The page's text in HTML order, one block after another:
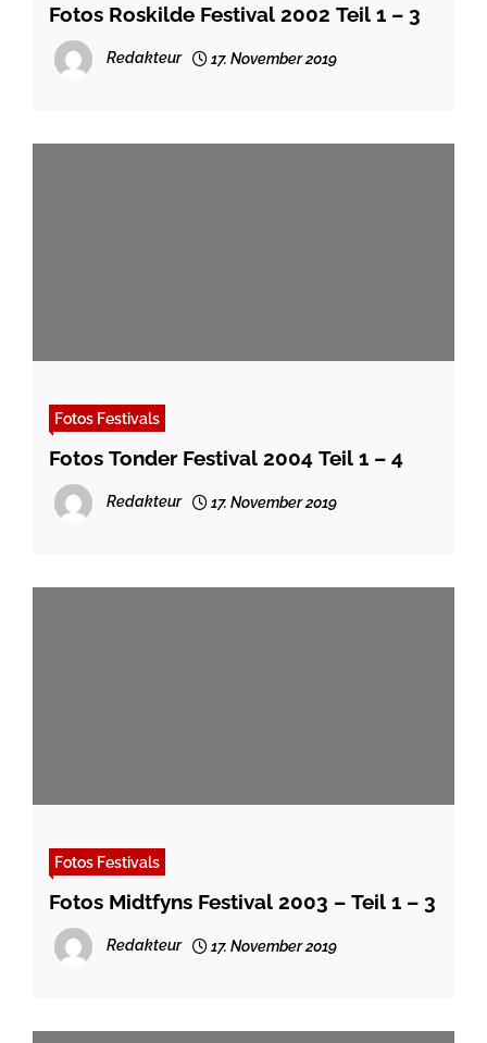
Fotos Roskilde Festival 2002 Teil 1 – 3
Redakteur 17. November 2019
Fotos Festivals
Fotos Tonder Festival 2004 Teil 1 – 4
Redakteur 17. November 2019
Fotos Festivals
Fotos Midtfyns Festival 2003 – Teil 1 – 3
Redakteur 17. November 2019